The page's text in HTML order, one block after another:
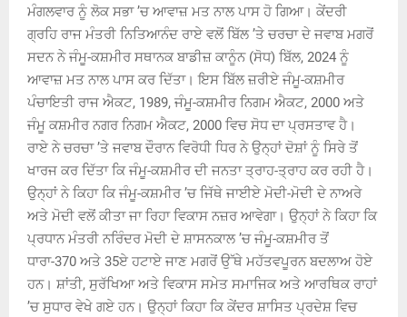
ਮੰਗਲਵਾਰ ਨੂੰ ਲੋਕ ਸਭਾ ’ਚ ਆਵਾਜ਼ ਮਤ ਨਾਲ ਪਾਸ ਹੋ ਗਿਆ। ਕੇਂਦਰੀ
ਗ੍ਰਹਿ ਰਾਜ ਮੰਤਰੀ ਨਿਤਿਆਨੰਦ ਰਾਏ ਵਲੋਂ ਬਿੱਲ ’ਤੇ ਚਰਚਾ ਦੇ ਜਵਾਬ ਮਗਰੋਂ
ਸਦਨ ਨੇ ਜੰਮੂ-ਕਸ਼ਮੀਰ ਸਥਾਨਕ ਬਾਡੀਜ਼ ਕਾਨੂੰਨ (ਸੋਧ) ਬਿੱਲ, 2024 ਨੂੰ
ਆਵਾਜ਼ ਮਤ ਨਾਲ ਪਾਸ ਕਰ ਦਿੱਤਾ। ਇਸ ਬਿੱਲ ਜ਼ਰੀਏ ਜੰਮੂ-ਕਸ਼ਮੀਰ
ਪੰਚਾਇਤੀ ਰਾਜ ਐਕਟ, 1989, ਜੰਮੂ-ਕਸ਼ਮੀਰ ਨਿਗਮ ਐਕਟ, 2000 ਅਤੇ
ਜੰਮੂ ਕਸ਼ਮੀਰ ਨਗਰ ਨਿਗਮ ਐਕਟ, 2000 ਵਿਚ ਸੋਧ ਦਾ ਪ੍ਰਸਤਾਵ ਹੈ।
ਰਾਏ ਨੇ ਚਰਚਾ ’ਤੇ ਜਵਾਬ ਦੌਰਾਨ ਵਿਰੋਧੀ ਧਿਰ ਨੇ ਉਨ੍ਹਾਂ ਦੋਸ਼ਾਂ ਨੂੰ ਸਿਰੇ ਤੋਂ
ਖਾਰਜ ਕਰ ਦਿੱਤਾ ਕਿ ਜੰਮੂ-ਕਸ਼ਮੀਰ ਦੀ ਜਨਤਾ ਤ੍ਰਾਹ-ਤ੍ਰਾਹ ਕਰ ਰਹੀ ਹੈ।
ਉਨ੍ਹਾਂ ਨੇ ਕਿਹਾ ਕਿ ਜੰਮੂ-ਕਸ਼ਮੀਰ ’ਚ ਜਿੱਥੇ ਜਾਈਏ ਮੋਦੀ-ਮੋਦੀ ਦੇ ਨਾਅਰੇ
ਅਤੇ ਮੋਦੀ ਵਲੋਂ ਕੀਤਾ ਜਾ ਰਿਹਾ ਵਿਕਾਸ ਨਜ਼ਰ ਆਵੇਗਾ। ਉਨ੍ਹਾਂ ਨੇ ਕਿਹਾ ਕਿ
ਪ੍ਰਧਾਨ ਮੰਤਰੀ ਨਰਿੰਦਰ ਮੋਦੀ ਦੇ ਸ਼ਾਸਨਕਾਲ ’ਚ ਜੰਮੂ-ਕਸ਼ਮੀਰ ਤੋਂ
ਧਾਰਾ-370 ਅਤੇ 35ਏ ਹਟਾਏ ਜਾਣ ਮਗਰੋਂ ਉੱਥੇ ਮਹੱਤਵਪੂਰਨ ਬਦਲਾਅ ਹੋਏ
ਹਨ। ਸ਼ਾਂਤੀ, ਸੁਰੱਖਿਆ ਅਤੇ ਵਿਕਾਸ ਸਮੇਤ ਸਮਾਜਿਕ ਅਤੇ ਆਰਥਿਕ ਰਾਹਾਂ
’ਚ ਸੁਧਾਰ ਵੇਖੇ ਗਏ ਹਨ। ਉਨ੍ਹਾਂ ਕਿਹਾ ਕਿ ਕੇਂਦਰ ਸ਼ਾਸਿਤ ਪ੍ਰਦੇਸ਼ ਵਿਚ